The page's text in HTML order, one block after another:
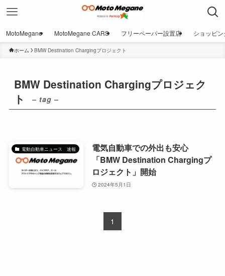
MotoMegane MotoMegane CARS フリーペーパー設置店 ショッピン
ホーム BMW Destination Chargingプロジェクト
BMW Destination Chargingプロジェク
ト
– tag –
電動自動車ニュース 速報
電気自動車での外出も安心
「BMW Destination Chargingプ
ロジェクト」開始
2024年5月1日
1